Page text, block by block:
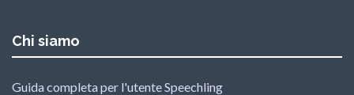
Chi siamo
Guida completa per l'utente Speechling